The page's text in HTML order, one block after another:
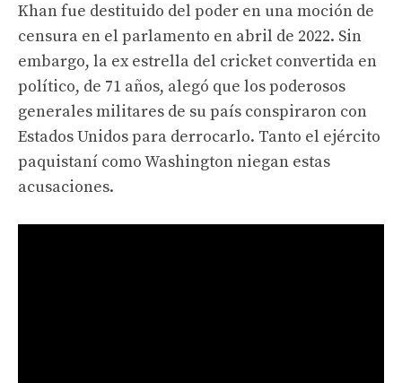
Khan fue destituido del poder en una moción de
censura en el parlamento en abril de 2022. Sin
embargo, la ex estrella del cricket convertida en
político, de 71 años, alegó que los poderosos
generales militares de su país conspiraron con
Estados Unidos para derrocarlo. Tanto el ejército
paquistaní como Washington niegan estas
acusaciones.